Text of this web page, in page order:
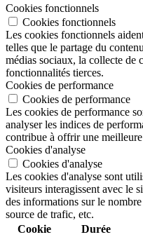
Cookies fonctionnels
Cookies fonctionnels
Les cookies fonctionnels
telles que le partage du
médias sociaux, la collecte de
fonctionnalités tierces.
Cookies de performance
Cookies de performance
Les cookies de performance
analyser les indices de
contribue à offrir une
Cookies d'analyse
Cookies d'analyse
Les cookies d'analyse sont
visiteurs interagissent avec le
des informations sur le
source de trafic, etc.
Cookie
Durée